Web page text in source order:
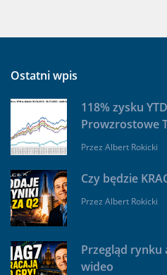
Ostatni wpis
118% zysku
Prowzrostowe
Przez Albert Rokicki
Czy będzie
Przez Albert Rokicki
Przegląd rynku
wideo